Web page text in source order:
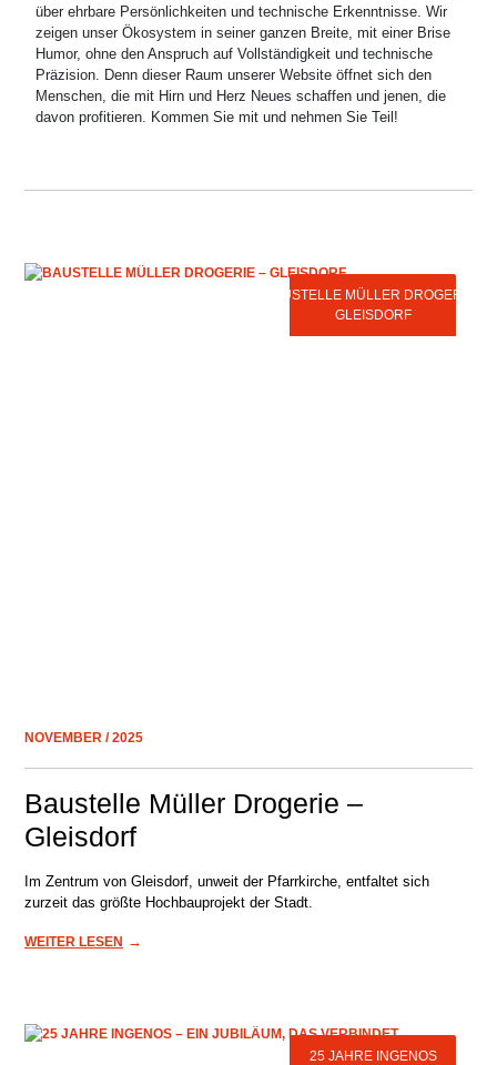
über ehrbare Persönlichkeiten und technische Erkenntnisse. Wir
zeigen unser Ökosystem in seiner ganzen Breite, mit einer Brise
Humor, ohne den Anspruch auf Vollständigkeit und technische
Präzision. Denn dieser Raum unserer Website öffnet sich den
Menschen, die mit Hirn und Herz Neues schaffen und jenen, die
davon profitieren. Kommen Sie mit und nehmen Sie Teil!
BAUSTELLE MÜLLER DROGERIE -
GLEISDORF
NOVEMBER / 2025
Baustelle Müller Drogerie –
Gleisdorf
Im Zentrum von Gleisdorf, unweit der Pfarrkirche, entfaltet sich
zurzeit das größte Hochbauprojekt der Stadt.
WEITER LESEN →
25 JAHRE INGENOS